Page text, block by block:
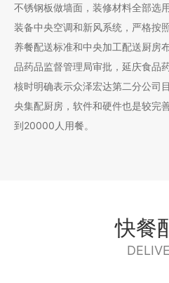
不锈钢板做墙面，装修材料全部选
装备中央空调和新风系统，严格按
养餐配送标准和中央加工配送厨房
品药品监督管理局审批，延庆食品
核时明确表示众泽宏达第二分公司
央集配厨房，软件和硬件也是较完
到20000人用餐。
快餐